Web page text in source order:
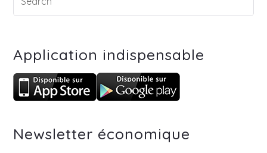
Application indispensable
Newsletter économique